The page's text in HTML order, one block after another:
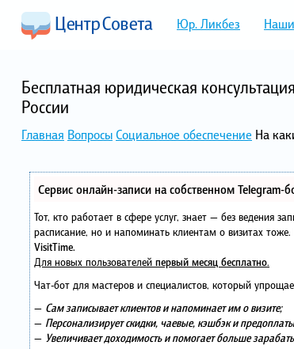
Юр. Ликбез
Бесплатная юридическая
России
Главная ВопросыСоциальное обеспечение На
Сервис онлайн-записи на собственном Telegram-
Тот, кто работает в сфере услуг, знает — без ведения
расписание, но и напоминать клиентам о визитах
VisitTime.
Для новых пользователей первый месяц бесплатно.
Чат-бот для мастеров и специалистов, который
— Сам записывает клиентов и напоминает им о визите;
— Персонализирует скидки, чаевые, кэшбэк и
— Увеличивает доходимость и помогает больше